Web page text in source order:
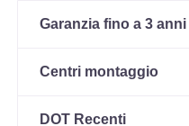
Garanzia fino a 3 anni
Centri montaggio
DOT Recenti